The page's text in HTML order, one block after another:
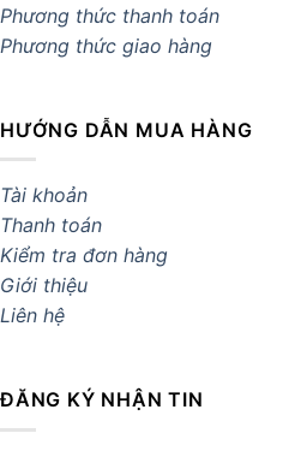
Phương thức thanh toán
Phương thức giao hàng
HƯỚNG DẪN MUA HÀNG
Tài khoản
Thanh toán
Kiểm tra đơn hàng
Giới thiệu
Liên hệ
ĐĂNG KÝ NHẬN TIN